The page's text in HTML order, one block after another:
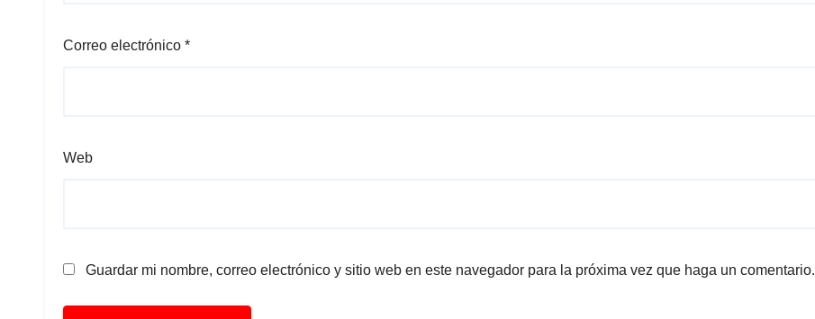
Correo electrónico *
Web
Guardar mi nombre, correo electrónico y sitio web en este navegador para la próxima vez que haga un comentario.